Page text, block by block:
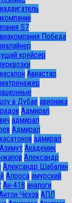
S7
Победа
крейсер
Авиастар
в Дубае авионика
Адмирал
адмирал
Адмирал
адмирал
Азимут Академик
Александр
Александр Шабалин
Алроса амурский
Ан-418 аналоги
Чехов АПЛ